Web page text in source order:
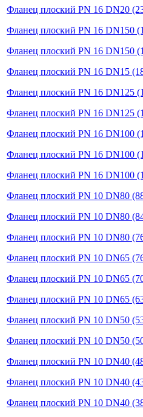
Фланец плоский PN 16 DN20
Фланец плоский PN 16 DN150
Фланец плоский PN 16 DN150
Фланец плоский PN 16 DN15
Фланец плоский PN 16 DN125
Фланец плоский PN 16 DN125
Фланец плоский PN 16 DN100
Фланец плоский PN 16 DN100
Фланец плоский PN 16 DN100
Фланец плоский PN 10 DN80
Фланец плоский PN 10 DN80
Фланец плоский PN 10 DN80
Фланец плоский PN 10 DN65
Фланец плоский PN 10 DN65
Фланец плоский PN 10 DN65
Фланец плоский PN 10 DN50
Фланец плоский PN 10 DN50
Фланец плоский PN 10 DN40
Фланец плоский PN 10 DN40
Фланец плоский PN 10 DN40